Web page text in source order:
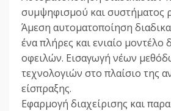
συμψηφισμού και συστήματος
Άμεση αυτοματοποίηση
ένα πλήρες και ενιαίο μοντέλο
οφειλών. Εισαγωγή νέων
τεχνολογιών στο πλαίσιο της
είσπραξης.
Εφαρμογή διαχείρισης και